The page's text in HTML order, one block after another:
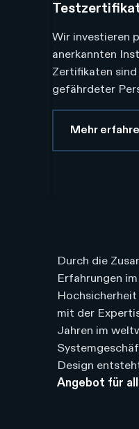
Wir investieren
anerkannten
Zertifikaten sind
gefährdeter
Mehr
Durch die
Erfahrungen
mit der
Jahren im
Design
Angebot für